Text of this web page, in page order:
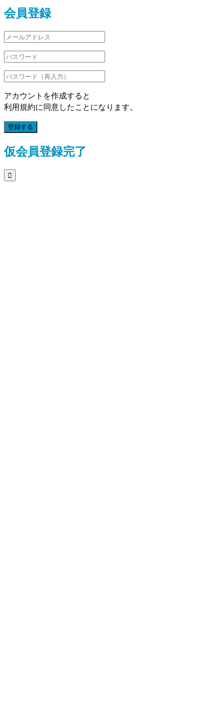
会員登録
アカウントを作成すると
利用規約に同意したことになります。
登録する
仮会員登録完了
